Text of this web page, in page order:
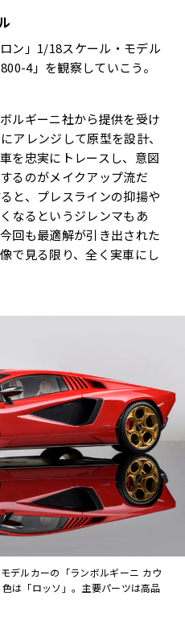
ン」1/18スケール・モデル
4」を観察していこう。
ルギーニ社から提供を受け
アレンジして原型を設計、
を忠実にトレースし、意図
るのがメイクアップ流だ
と、プレスラインの抑揚や
なるというジレンマもあ
回も最適解が引き出された
で見る限り、全く実車にし
デルカーの「ランボルギーニ カウ
は「ロッソ」。主要パーツは高品